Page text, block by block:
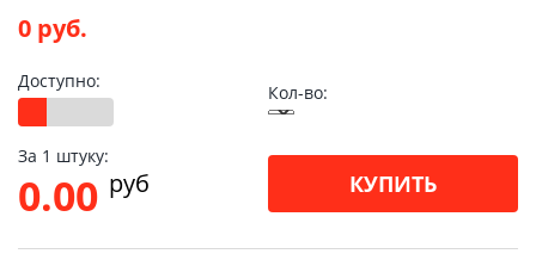
0 руб.
Доступно:
Кол-во:
За 1 штуку:
0.00 pуб КУПИТЬ